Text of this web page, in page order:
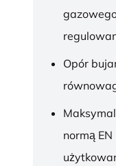
Opór
normą